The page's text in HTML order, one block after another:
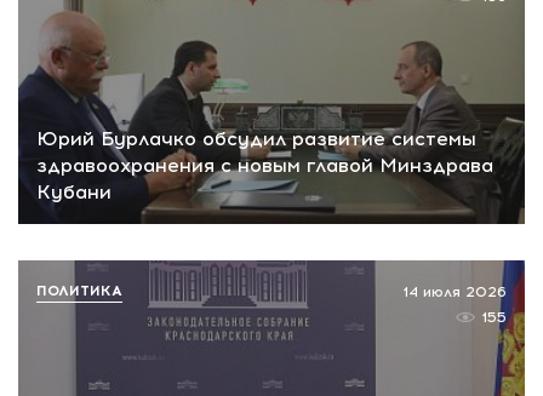
Юрий Бурлачко обсудил развитие системы
здравоохранения с новым главой Минздрава
Кубани
14 июля 2026
155
ПОЛИТИКА